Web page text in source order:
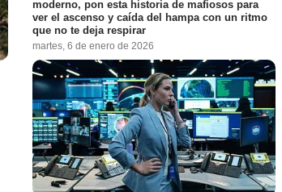
moderno, pon esta historia de mafiosos para
ver el ascenso y caída del hampa con un ritmo
que no te deja respirar
martes, 6 de enero de 2026